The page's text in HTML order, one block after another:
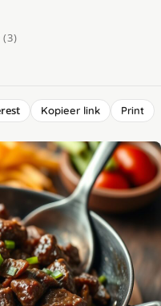
(3)
Kopieer link Print